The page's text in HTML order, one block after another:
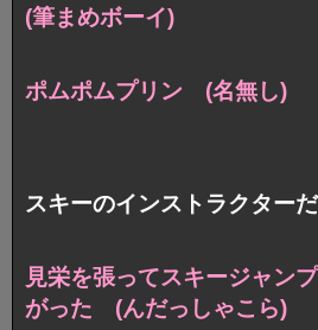
(筆まめボーイ)
ポムポムプリン (名無し)
スキーのインストラクター
見栄を張ってスキージャン
がった (んだっしゃこら)